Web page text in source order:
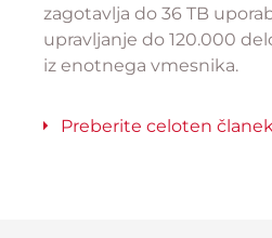
zagotavlja do 36 TB
upravljanje do 120.000
iz enotnega vmesnika.
Preberite celoten članek